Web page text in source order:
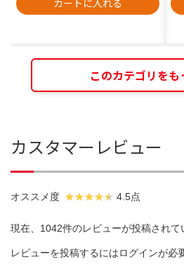
カートに入れる
このカテゴリをも
カスタマーレビュー
オススメ度 4.5点
現在、1042件のレビューが投稿されて
レビューを投稿するにはログインが必